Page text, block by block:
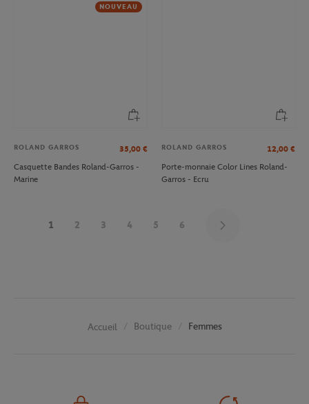
NOUVEAU
ROLAND GARROS 35,00 €
Casquette Bandes Roland-Garros -
Marine
ROLAND GARROS 12,00 €
Porte-monnaie Color Lines Roland-
Garros - Ecru
1 2 3 4 5 6
Accueil Boutique Femmes